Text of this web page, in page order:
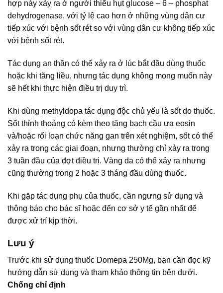
hợp này xảy ra ở người thiếu hụt glucose – 6 – phosphat
dehydrogenase, với tỷ lệ cao hơn ở những vùng dân cư
tiếp xúc với bệnh sốt rét so với vùng dân cư không tiếp xúc
với bệnh sốt rét.
Tác dụng an thần có thể xảy ra ở lúc bắt đầu dùng thuốc
hoặc khi tăng liều, nhưng tác dụng không mong muốn này
sẽ hết khi thực hiện điều trị duy trì.
Khi dùng methyldopa tác dụng độc chủ yếu là sốt do thuốc.
Sốt thỉnh thoảng có kèm theo tăng bạch cầu ưa eosin
và/hoặc rối loạn chức năng gan trên xét nghiệm, sốt có thể
xảy ra trong các giai đoạn, nhưng thường chỉ xảy ra trong
3 tuần đầu của đợt điều trị. Vàng da có thể xảy ra nhưng
cũng thường trong 2 hoặc 3 tháng đầu dùng thuốc.
Khi gặp tác dụng phụ của thuốc, cần ngưng sử dụng và
thông báo cho bác sĩ hoặc đến cơ sở y tế gần nhất để
được xử trí kịp thời.
Lưu ý
Trước khi sử dụng thuốc Domepa 250Mg, bạn cần đọc kỹ
hướng dẫn sử dụng và tham khảo thông tin bên dưới.
Chống chỉ định